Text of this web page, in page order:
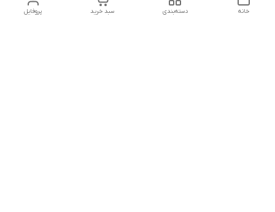
پروفایل سبد خرید دسته‌بندی خانه